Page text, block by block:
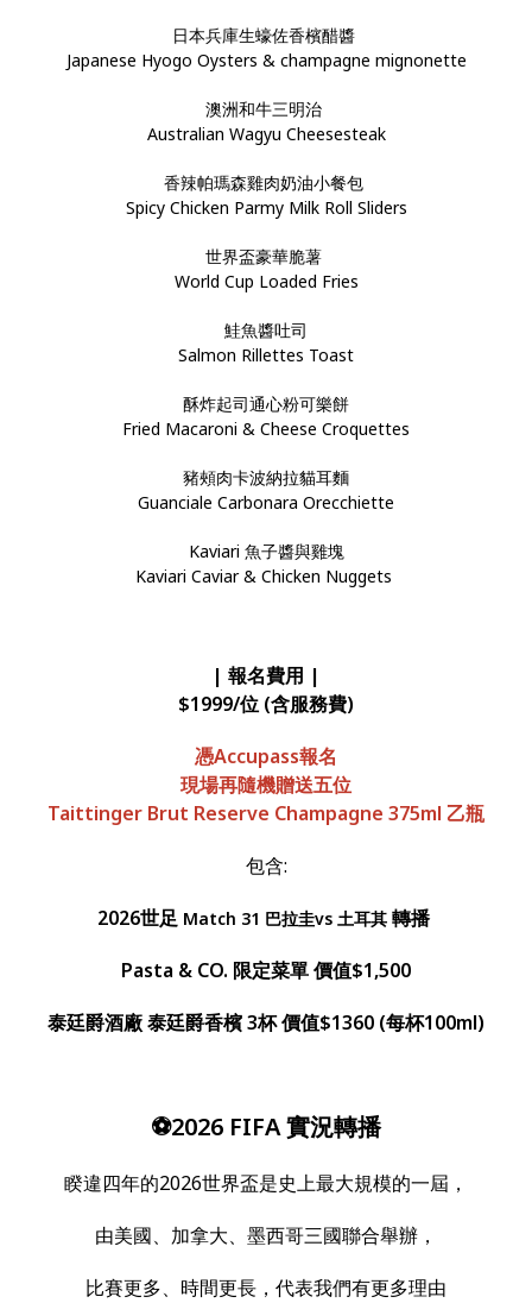
日本兵庫生蠔佐香檳醋醬
Japanese Hyogo Oysters & champagne mignonette
澳洲和牛三明治
Australian Wagyu Cheesesteak
香辣帕瑪森雞肉奶油小餐包
Spicy Chicken Parmy Milk Roll Sliders
世界盃豪華脆薯
World Cup Loaded Fries
鮭魚醬吐司
Salmon Rillettes Toast
酥炸起司通心粉可樂餅
Fried Macaroni & Cheese Croquettes
豬頰肉卡波納拉貓耳麵
Guanciale Carbonara Orecchiette
Kaviari 魚子醬與雞塊
Kaviari Caviar & Chicken Nuggets
| 報名費用 |
$1999/位 (含服務費)
憑Accupass報名
現場再隨機贈送五位
Taittinger Brut Reserve Champagne 375ml 乙瓶
包含:
2026世足 Match 31 巴拉圭vs 土耳其 轉播
Pasta & CO. 限定菜單 價值$1,500
泰廷爵酒廠 泰廷爵香檳 3杯 價值$1360 (每杯100ml)
⚽️2026 FIFA 實況轉播
睽違四年的2026世界盃是史上最大規模的一屆，
由美國、加拿大、墨西哥三國聯合舉辦，
比賽更多、時間更長，代表我們有更多理由